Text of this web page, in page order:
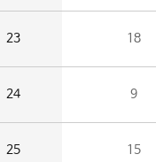
23 18
24 9
25 15